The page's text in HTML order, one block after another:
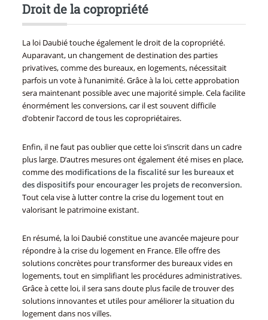
Droit de la copropriété
La loi Daubié touche également le droit de la copropriété.
Auparavant, un changement de destination des parties
privatives, comme des bureaux, en logements, nécessitait
parfois un vote à l’unanimité. Grâce à la loi, cette approbation
sera maintenant possible avec une majorité simple. Cela facilite
énormément les conversions, car il est souvent difficile
d’obtenir l’accord de tous les copropriétaires.
Enfin, il ne faut pas oublier que cette loi s’inscrit dans un cadre
plus large. D’autres mesures ont également été mises en place,
comme des modifications de la fiscalité sur les bureaux et
des dispositifs pour encourager les projets de reconversion.
Tout cela vise à lutter contre la crise du logement tout en
valorisant le patrimoine existant.
En résumé, la loi Daubié constitue une avancée majeure pour
répondre à la crise du logement en France. Elle offre des
solutions concrètes pour transformer des bureaux vides en
logements, tout en simplifiant les procédures administratives.
Grâce à cette loi, il sera sans doute plus facile de trouver des
solutions innovantes et utiles pour améliorer la situation du
logement dans nos villes.